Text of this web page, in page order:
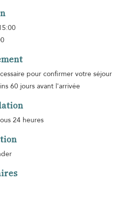
pour confirmer votre séjour
60 jours avant l'arrivée
24 heures